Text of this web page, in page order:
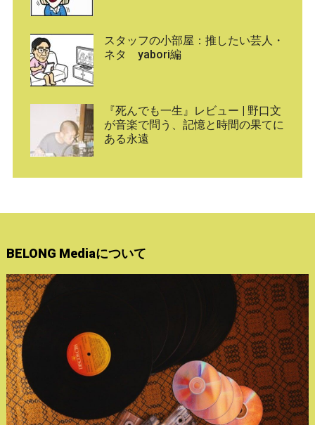
スタッフの小部屋：推したい芸人・
ネタ yabori編
『死んでも一生』レビュー | 野口文
が音楽で問う、記憶と時間の果てに
ある永遠
BELONG Mediaについて